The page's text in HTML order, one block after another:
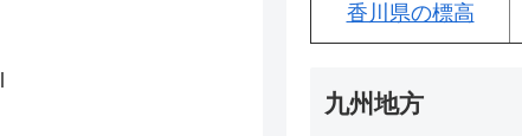
香川県の標高
九州地方